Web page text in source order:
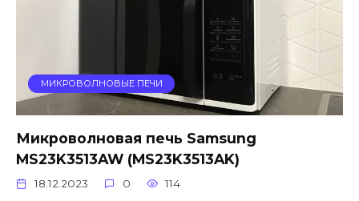
МИКРОВОЛНОВЫЕ ПЕЧИ
Микроволновая печь Samsung
MS23K3513AW (MS23K3513AK)
18.12.2023 0 114